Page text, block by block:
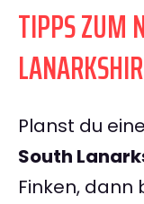
TIPPS ZUM
Planst du
South
Finken, dann